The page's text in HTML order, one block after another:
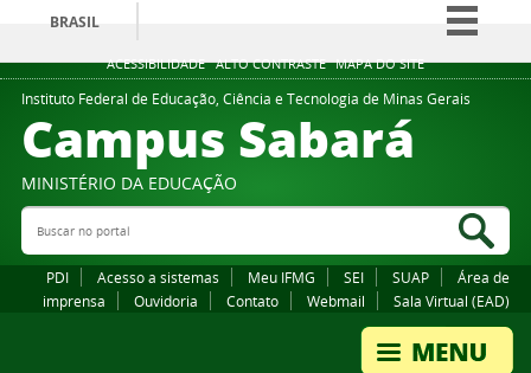
ACESSIBILIDADE ALTO CONTRASTE MAPA DO SITE
BRASIL
Simplifique!
Comunica BR
Participe
Legislação
Instituto Federal de Educação, Ciência e Tecnologia de Minas Gerais
Campus Sabará
MINISTÉRIO DA EDUCAÇÃO
Buscar no portal
PDI Acesso a sistemas Meu IFMG SEI SUAP
Área de
imprensa
Ouvidoria Contato Webmail Sala Virtual (EAD)